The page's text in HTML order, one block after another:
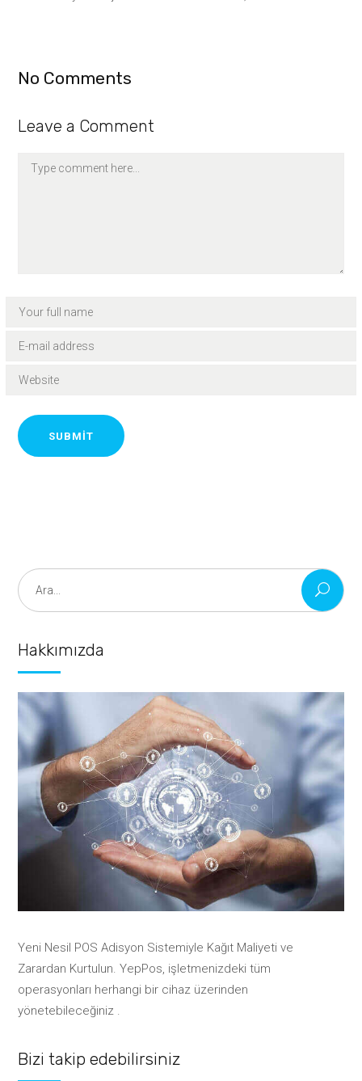
No Comments
Leave a Comment
SUBMIT
Search
for:
Hakkımızda
Yeni Nesil POS Adisyon Sistemiyle Kağıt Maliyeti ve
Zarardan Kurtulun. YepPos, işletmenizdeki tüm
operasyonları herhangi bir cihaz üzerinden
yönetebileceğiniz .
Bizi takip edebilirsiniz